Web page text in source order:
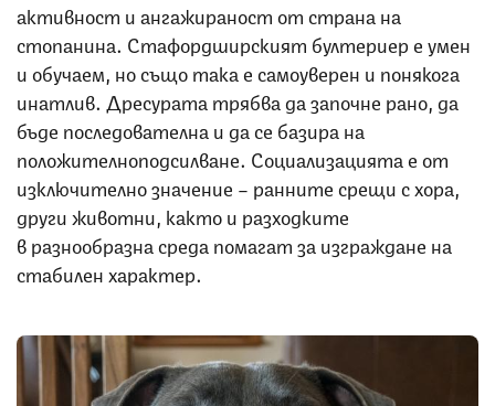
активност и ангажираност от страна на
стопанина. Стафордширският бултериер е умен
и обучаем, но също така е самоуверен и понякога
инатлив. Дресурата трябва да започне рано, да
бъде последователна и да се базира на
положителноподсилване. Социализацията е от
изключително значение – ранните срещи с хора,
други животни, както и разходките
в разнообразна среда помагат за изграждане на
стабилен характер.